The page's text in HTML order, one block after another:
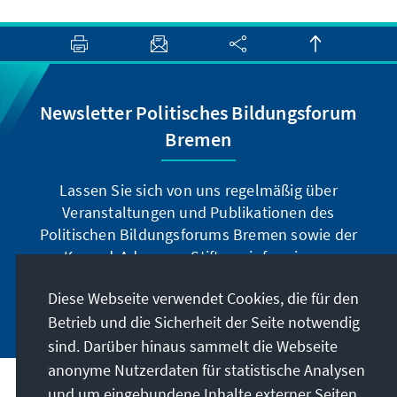
Newsletter Politisches Bildungsforum
Bremen
Lassen Sie sich von uns regelmäßig über
Veranstaltungen und Publikationen des
Politischen Bildungsforums Bremen sowie der
Konrad-Adenauer-Stiftung informieren.
Jetzt abonnieren
Diese Webseite verwendet Cookies, die für den
Betrieb und die Sicherheit der Seite notwendig
sind. Darüber hinaus sammelt die Webseite
anonyme Nutzerdaten für statistische Analysen